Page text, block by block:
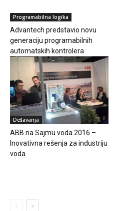
Programabilna logika
Advantech predstavio novu
generaciju programabilnih
automatskih kontrolera
Dešavanja
ABB na Sajmu voda 2016 –
Inovativna rešenja za industriju
voda